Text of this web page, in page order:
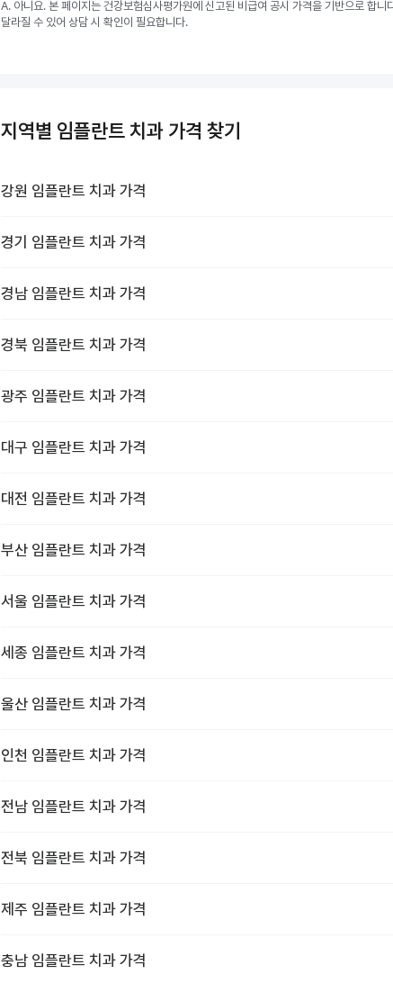
A. 아니요. 본 페이지는 건강보험심사평가원에 신고된 비급여 공시 가격을 기반으로 합
달라질 수 있어 상담 시 확인이 필요합니다.
지역별 임플란트 치과 가격 찾기
강원 임플란트 치과 가격
경기 임플란트 치과 가격
경남 임플란트 치과 가격
경북 임플란트 치과 가격
광주 임플란트 치과 가격
대구 임플란트 치과 가격
대전 임플란트 치과 가격
부산 임플란트 치과 가격
서울 임플란트 치과 가격
세종 임플란트 치과 가격
울산 임플란트 치과 가격
인천 임플란트 치과 가격
전남 임플란트 치과 가격
전북 임플란트 치과 가격
제주 임플란트 치과 가격
충남 임플란트 치과 가격